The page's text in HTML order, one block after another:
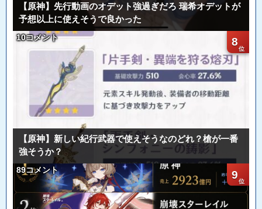
【原神】先行動画のオデット強過ぎだろ 瑞希オデットが
予想以上に使えそうで良かった
8
10コメント
【原神】新しい紀行武器で使えそうなのどれ？槍が一番
強そうか？
9
89コメント